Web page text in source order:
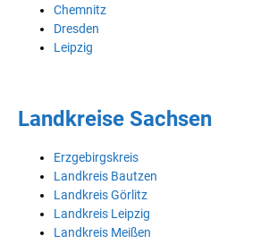
Chemnitz
Dresden
Leipzig
Landkreise Sachsen
Erzgebirgskreis
Landkreis Bautzen
Landkreis Görlitz
Landkreis Leipzig
Landkreis Meißen